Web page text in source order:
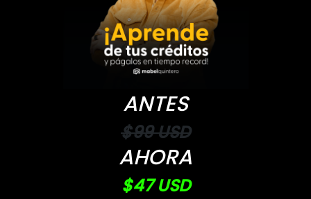
ANTES
$99 USD
AHORA
$47 USD